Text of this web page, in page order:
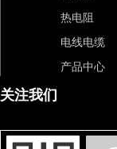
热电阻
电线电缆
产品中心
关注我们